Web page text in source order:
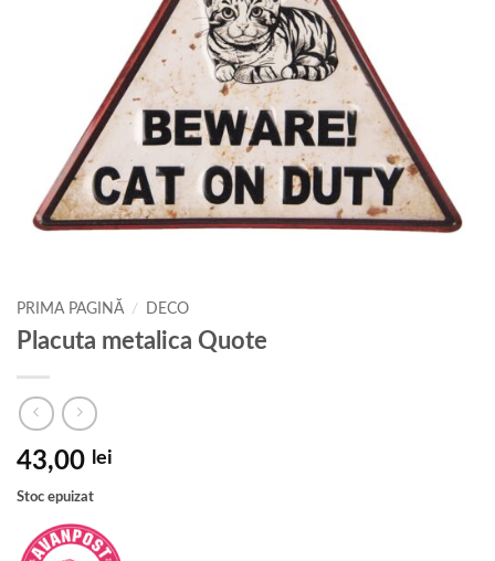
PRIMA PAGINĂ / DECO
Placuta metalica Quote
43,00 lei
Stoc epuizat